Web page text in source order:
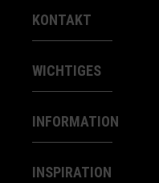
KONTAKT
WICHTIGES
INFORMATION
INSPIRATION